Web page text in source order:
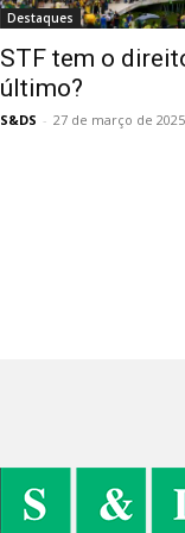
Destaques
STF tem o
último?
S&DS - 27 de março de 2025